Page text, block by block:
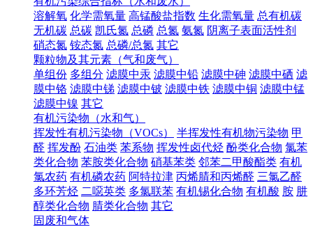
溶解氧 化学需氧量 高锰酸盐指数 生化需氧量 总有机碳
无机碳 总碳 凯氏氮 总磷 总氮 氨氮 阴离子表面活性剂
硝态氮 铵态氮 总磷/总氮 其它
颗粒物及其元素（气和废气）
单组份 多组分 滤膜中汞 滤膜中铅 滤膜中砷 滤膜中硒 滤
膜中铬 滤膜中锑 滤膜中铍 滤膜中铁 滤膜中铜 滤膜中锰
滤膜中镍 其它
有机污染物（水和气）
挥发性有机污染物（VOCs）
半挥发性有机物污染物 甲
醛 挥发酚 石油类 苯系物 挥发性卤代烃 酚类化合物 氯苯
类化合物 苯胺类化合物 硝基苯类 邻苯二甲酸酯类 有机
氯农药 有机磷农药 阿特拉津 丙烯腈和丙烯醛 三氯乙醛
多环芳烃 二噁英类 多氯联苯 有机锡化合物 有机酸 胺 肼
醇类化合物 腈类化合物 其它
固废和气体